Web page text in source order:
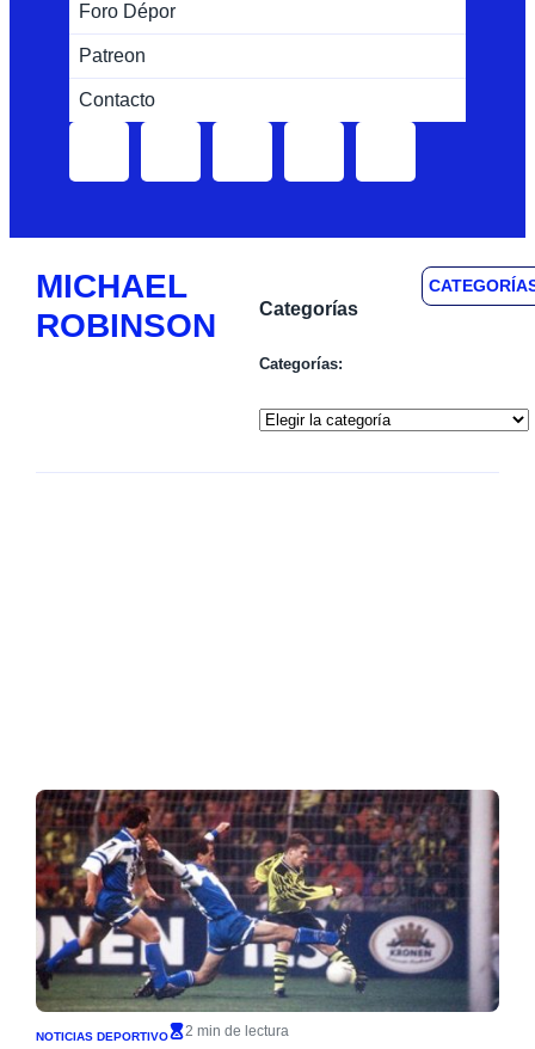
Foro Dépor
Patreon
Contacto
MICHAEL
ROBINSON
Categorías
Categorías:
NOTICIAS DEPORTIVO 2 min de lectura